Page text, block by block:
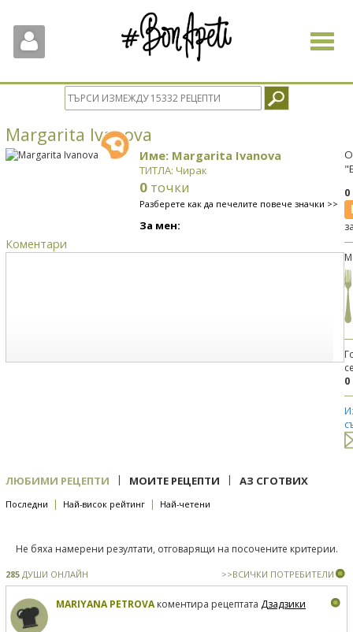
Toggle
Margarita Ivanova
Име: Margarita Ivanova
ТИТЛА: Чирак
0 точки
Разберете как да печелите повече значки >>
За мен:
Коментари
0
ЛЮБИМИ РЕЦЕПТИ | МОИТЕ РЕЦЕПТИ | АЗ СГОТВИХ
Последни | Най-висок рейтинг | Най-четени
Не бяха намерени резултати, отговарящи на посочените критерии.
285 ДУШИ ОНЛАЙН >>ВСИЧКИ ПОТРЕБИТЕЛИ
MARIYANA PETROVAкоментира рецептата Дзадзики